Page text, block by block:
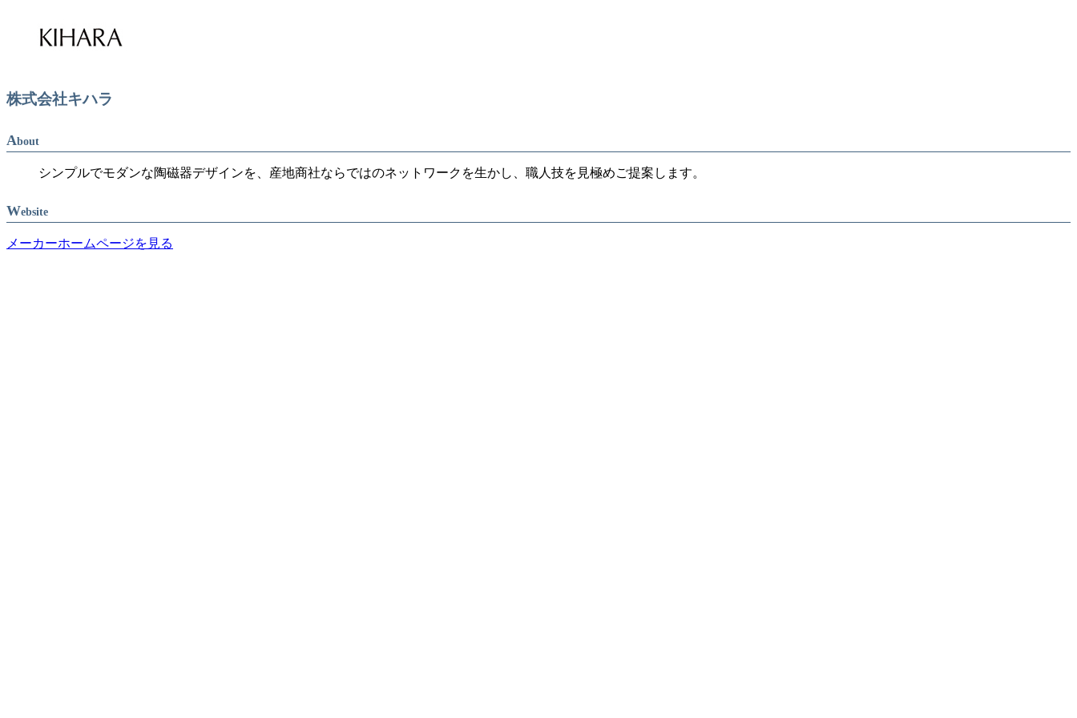
株式会社キハラ
About
シンプルでモダンな陶磁器デザインを、産地商社ならではのネットワークを生かし、職人技を見極めご提案します。
Website
メーカーホームページを見る